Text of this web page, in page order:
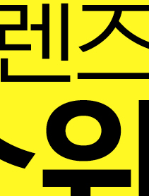
보
보
여행하는 퐁당퐁당 스위스 9일
여행하는 스위스 도시 일주 9일
험 9일